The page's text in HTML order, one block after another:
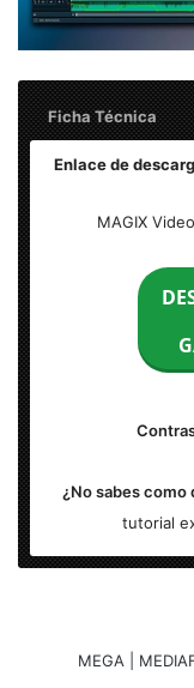
Ficha Técnica
Enlace de
MAGIX
¿No sabes como
tutorial
MEGA |